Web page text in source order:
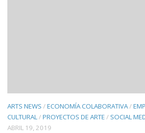
ARTS NEWS /ECONOMÍA COLABORATIVA/
CULTURAL/PROYECTOS DE ARTE / SOCIAL
ABRIL 19, 2019